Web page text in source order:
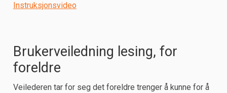
Instruksjonsvideo
Brukerveiledning lesing, for
foreldre
Veilederen tar for seg det foreldre trenger å kunne for å